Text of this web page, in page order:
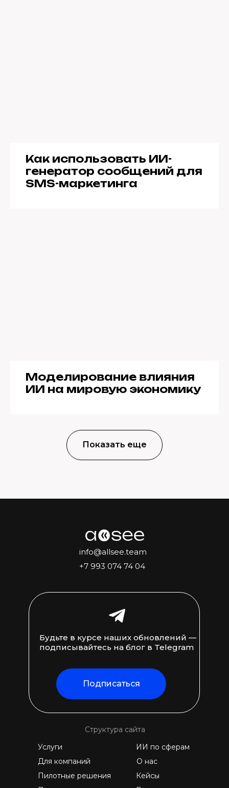
Как использовать ИИ-
генератор сообщений для
SMS-маркетинга
Моделирование влияния
ИИ на мировую экономику
Показать еще
+7 993 074 74 04
Подписаться
Будьте в курсе наших обновлений —
подписывайтесь на блог в Telegram
Для компаний
ИИ по сферам
Пилотные решения
Услуги
Кейсы
О нас
Структура сайта
info@allsee.team